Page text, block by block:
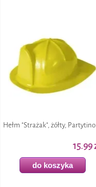
Hełm "Strażak", żółty, Partytino
15.99
do koszyka